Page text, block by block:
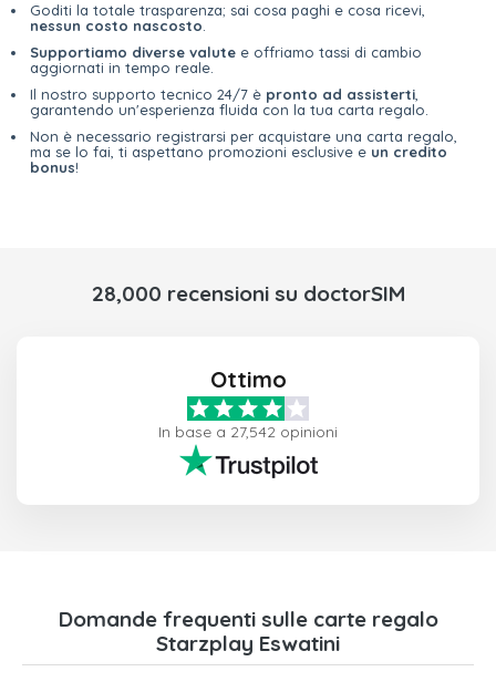
Goditi la totale trasparenza; sai cosa paghi e cosa ricevi,
nessun costo nascosto
Supportiamo diverse valute e offriamo tassi di cambio
aggiornati in tempo reale.
Il nostro supporto tecnico 24/7 è pronto ad assisterti
garantendo un'esperienza fluida con la tua carta regalo.
Non è necessario registrarsi per acquistare una carta regalo,
ma se lo fai, ti aspettano promozioni esclusive e un credito
bonus!
28,000 recensioni su doctorSIM
Ottimo
In base a 27,542 opinioni
Domande frequenti sulle carte regalo
Starzplay Eswatini